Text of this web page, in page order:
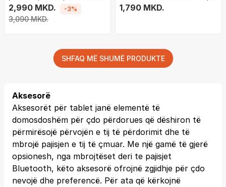
Find My, i zi
2,990 MKD.
3,090 MKD.
-3%
për iPad Mini 6, folio, i zi
1,790 MKD.
SHFAQ MË SHUMË PRODUKTE
Aksesorë
Aksesorët për tablet janë elementë të
domosdoshëm për çdo përdorues që dëshiron të
përmirësojë përvojën e tij të përdorimit dhe të
mbrojë pajisjen e tij të çmuar. Me një gamë të gjerë
opsionesh, nga mbrojtëset deri te pajisjet
Bluetooth, këto aksesorë ofrojnë zgjidhje për çdo
nevojë dhe preferencë. Për ata që kërkojnë